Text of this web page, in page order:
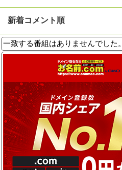
新着コメント順
一致する番組はありませんでした。